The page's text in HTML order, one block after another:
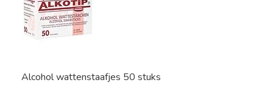
Alcohol wattenstaafjes 50 stuks